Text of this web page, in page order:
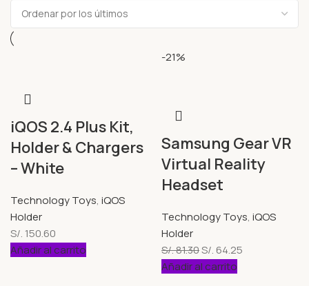
iQOS 2.4 Plus Kit,
Holder & Chargers
– White
Technology Toys, iQOS
Holder
S/. 150.60
Añadir al carrito
-21%
Samsung Gear VR
Virtual Reality
Headset
Technology Toys, iQOS
Holder
S/.81.30S/. 64.25
Añadir al carrito